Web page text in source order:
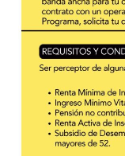
Casariche
(Sevilla)